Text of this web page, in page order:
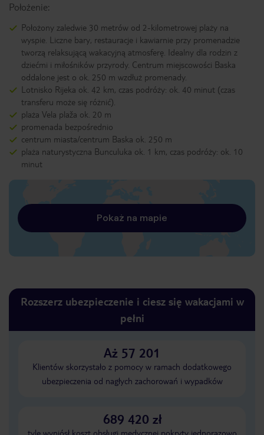
Położenie:
Położony zaledwie 30 metrów od 2-kilometrowej plaży na
wyspie. Liczne bary, restauracje i kawiarnie przy promenadzie
tworzą relaksującą wakacyjną atmosferę. Idealny dla rodzin z
dziećmi i miłośników przyrody. Centrum miejscowości Baska
oddalone jest o ok. 250 m wzdłuż promenady.
Lotnisko Rijeka ok. 42 km, czas podróży: ok. 40 minut (czas
transferu może się różnić).
plaża Vela plaža ok. 20 m
promenada bezpośrednio
centrum miasta/centrum Baska ok. 250 m
plaża naturystyczna Bunculuka ok. 1 km, czas podróży: ok. 10
minut
Pokaż na mapie
Rozszerz ubezpieczenie i ciesz się wakacjami w
pełni
Aż 57 201
Klientów skorzystało z pomocy w ramach dodatkowego
ubezpieczenia od nagłych zachorowań i wypadków
689 420 zł
tyle wyniósł koszt obsługi medycznej pokryty jednorazowo